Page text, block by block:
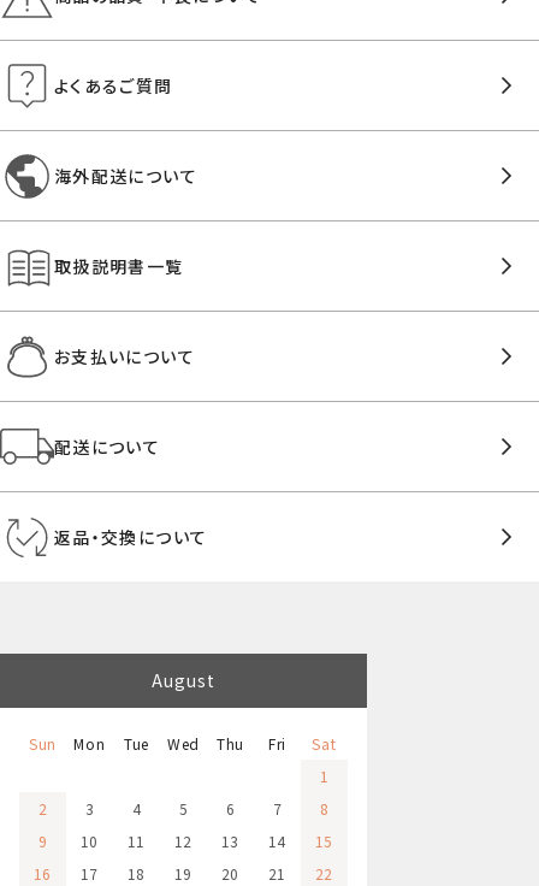
よくあるご質問
海外配送について
取扱説明書一覧
お支払いについて
配送について
返品・交換について
August
Sun Mon Tue Wed Thu Fri
Sat
1
2
3 4 5 6 7
8
9
10 11 12 13 14
15
16
17 18 19 20 21
22